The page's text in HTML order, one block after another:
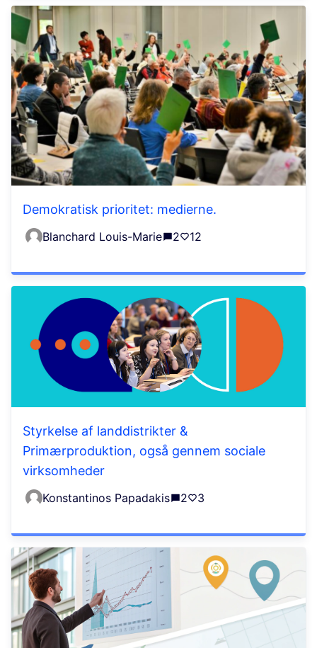
Demokratisk prioritet: medierne.
Blanchard Louis-Marie 2 12
Styrkelse af landdistrikter &
Primærproduktion, også gennem sociale
virksomheder
Konstantinos Papadakis 2 3